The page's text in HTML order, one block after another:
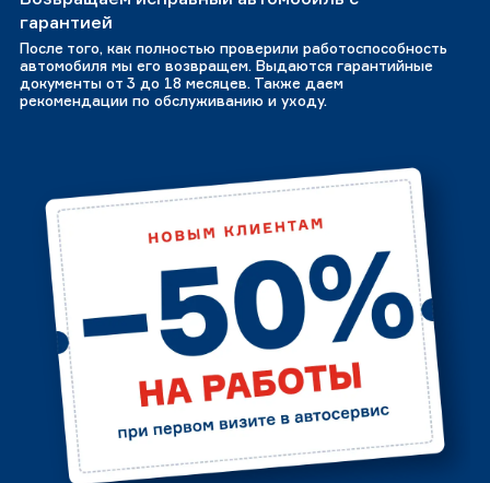
гарантией
После того, как полностью проверили работоспособность
автомобиля мы его возвращем. Выдаются гарантийные
документы от 3 до 18 месяцев. Также даем
рекомендации по обслуживанию и уходу.